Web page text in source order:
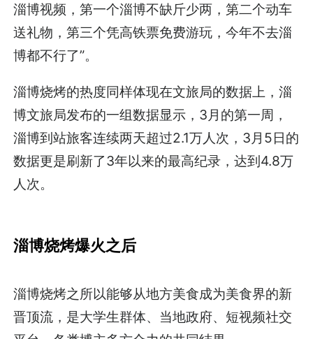
淄博视频，第一个淄博不缺斤少两，第二个动车
送礼物，第三个凭高铁票免费游玩，今年不去淄
博都不行了”。
淄博烧烤的热度同样体现在文旅局的数据上，淄
博文旅局发布的一组数据显示，3月的第一周，
淄博到站旅客连续两天超过2.1万人次，3月5日的
数据更是刷新了3年以来的最高纪录，达到4.8万
人次。
淄博烧烤爆火之后
淄博烧烤之所以能够从地方美食成为美食界的新
晋顶流，是大学生群体、当地政府、短视频社交